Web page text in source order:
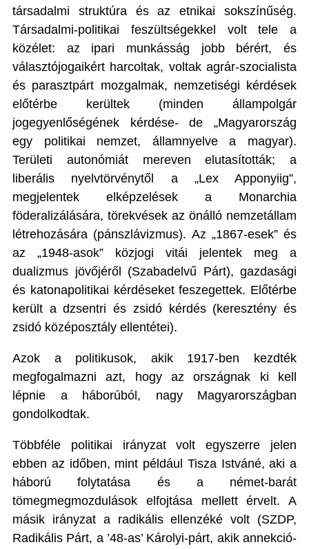
társadalmi struktúra és az etnikai sokszínűség.
Társadalmi-politikai feszültségekkel volt tele a
közélet: az ipari munkásság jobb bérért, és
választójogaikért harcoltak, voltak agrár-szocialista
és parasztpárt mozgalmak, nemzetiségi kérdések
előtérbe kerültek (minden állampolgár
jogegyenlőségének kérdése- de „Magyarország
egy politikai nemzet, államnyelve a magyar).
Területi autonómiát mereven elutasították; a
liberális nyelvtörvénytől a „Lex Apponyiig”,
megjelentek elképzelések a Monarchia
föderalizálására, törekvések az önálló nemzetállam
létrehozására (pánszlávizmus). Az „1867-esek” és
az „1948-asok” közjogi vitái jelentek meg a
dualizmus jövőjéről (Szabadelvű Párt), gazdasági
és katonapolitikai kérdéseket feszegettek. Előtérbe
került a dzsentri és zsidó kérdés (keresztény és
zsidó középosztály ellentétei).
Azok a politikusok, akik 1917-ben kezdték
megfogalmazni azt, hogy az országnak ki kell
lépnie a háborúból, nagy Magyarországban
gondolkodtak.
Többféle politikai irányzat volt egyszerre jelen
ebben az időben, mint például Tisza Istváné, aki a
háború folytatása és a német-barát
tömegmegmozdulások elfojtása mellett érvelt. A
másik irányzat a radikális ellenzéké volt (SZDP,
Radikális Párt, a ’48-as’ Károlyi-párt, akik annekció-